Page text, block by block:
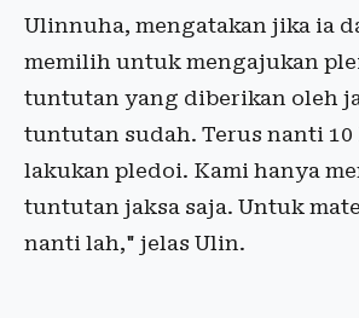
Ulinnuha, mengatakan jika ia
memilih untuk mengajukan
tuntutan yang diberikan oleh
tuntutan sudah. Terus nanti 10
lakukan pledoi. Kami hanya
tuntutan jaksa saja. Untuk
nanti lah," jelas Ulin.